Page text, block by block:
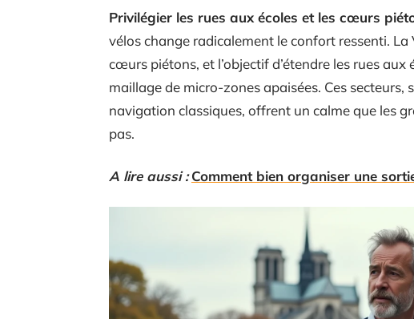
Privilégier les rues aux écoles et les cœurs
vélos change radicalement le confort ressenti.
cœurs piétons, et l’objectif d’étendre les rues aux
maillage de micro-zones apaisées. Ces
navigation classiques, offrent un calme que les
pas.
A lire aussi : Comment bien organiser une